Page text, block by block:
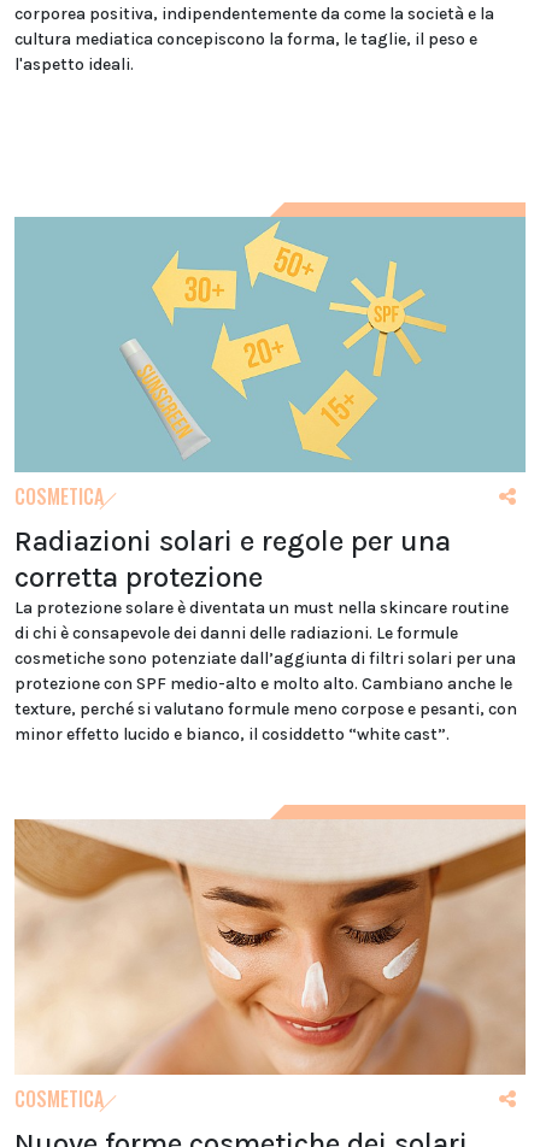
corporea positiva, indipendentemente da come la società e la
cultura mediatica concepiscono la forma, le taglie, il peso e
l'aspetto ideali.
COSMETICA
Radiazioni solari e regole per una
corretta protezione
La protezione solare è diventata un must nella skincare routine
di chi è consapevole dei danni delle radiazioni. Le formule
cosmetiche sono potenziate dall’aggiunta di filtri solari per una
protezione con SPF medio-alto e molto alto. Cambiano anche le
texture, perché si valutano formule meno corpose e pesanti, con
minor effetto lucido e bianco, il cosiddetto “white cast”.
COSMETICA